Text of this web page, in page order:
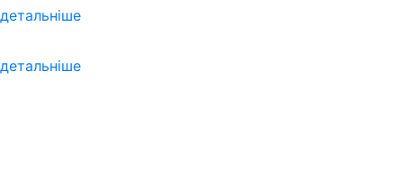
детальніше
детальніше